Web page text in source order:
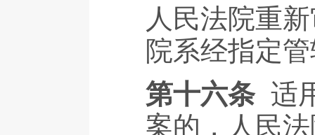
人民法院重
院系经指定
第十六条 适
案的，人民